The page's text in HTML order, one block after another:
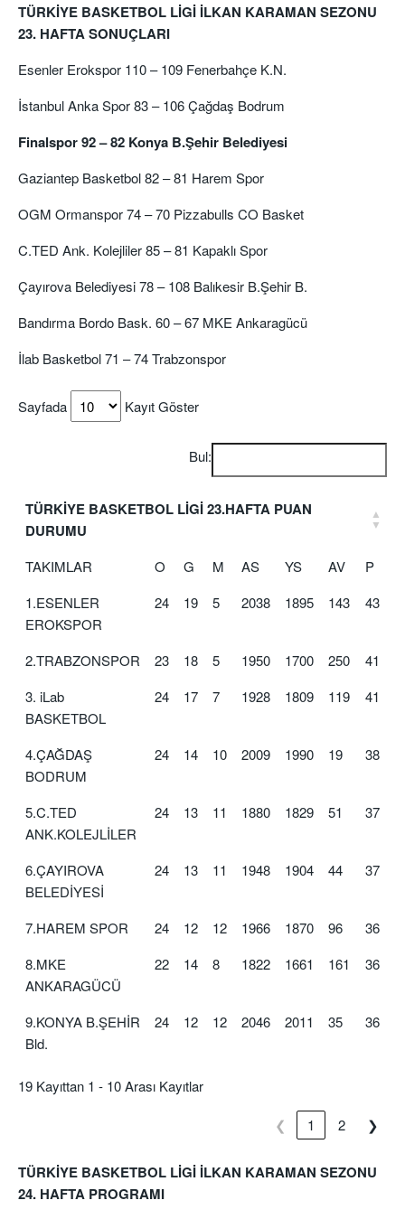
TÜRKİYE BASKETBOL LİGİ İLKAN KARAMAN SEZONU
23. HAFTA SONUÇLARI
Esenler Erokspor 110 – 109 Fenerbahçe K.N.
İstanbul Anka Spor 83 – 106 Çağdaş Bodrum
Finalspor 92 – 82 Konya B.Şehir Belediyesi
Gaziantep Basketbol 82 – 81 Harem Spor
OGM Ormanspor 74 – 70 Pizzabulls CO Basket
C.TED Ank. Kolejliler 85 – 81 Kapaklı Spor
Çayırova Belediyesi 78 – 108 Balıkesir B.Şehir B.
Bandırma Bordo Bask. 60 – 67 MKE Ankaragücü
İlab Basketbol 71 – 74 Trabzonspor
Sayfada Kayıt Göster
Bul:
TÜRKİYE BASKETBOL LİGİ 23.HAFTA PUAN
DURUMU
TAKIMLAR O G M AS YS AV
P
1.ESENLER
EROKSPOR
24 19 5 2038 1895 143 43
2.TRABZONSPOR 23 18 5 1950 1700 250
41
3. iLab
BASKETBOL
24 17 7 1928 1809 119 41
4.ÇAĞDAŞ
BODRUM
24 14 10 2009 1990 19 38
5.C.TED
ANK.KOLEJLİLER
24 13 11 1880 1829 51 37
6.ÇAYIROVA
BELEDİYESİ
24 13 11 1948 1904 44 37
7.HAREM SPOR 24 12 12 1966 1870 96
36
8.MKE
ANKARAGÜCÜ
22 14 8 1822 1661 161 36
9.KONYA B.ŞEHİR
Bld.
24 12 12 2046 2011 35 36
19 Kayıttan 1 - 10 Arası Kayıtlar
❮ 1 2 ❯
TÜRKİYE BASKETBOL LİGİ İLKAN KARAMAN SEZONU
24. HAFTA PROGRAMI